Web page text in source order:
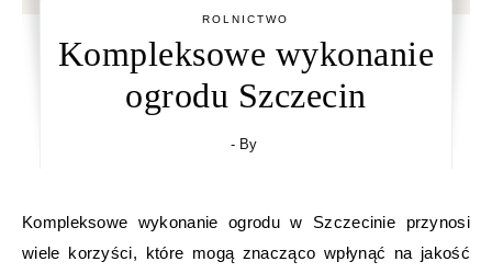
ROLNICTWO
Kompleksowe wykonanie
ogrodu Szczecin
- By
Kompleksowe wykonanie ogrodu w Szczecinie przynosi
wiele korzyści, które mogą znacząco wpłynąć na jakość